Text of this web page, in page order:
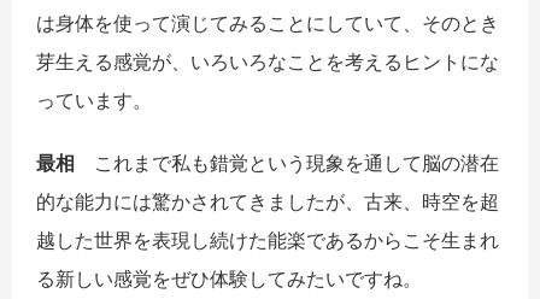
は身体を使って演じてみることにしていて、そのとき
芽生える感覚が、いろいろなことを考えるヒントにな
っています。
最相 これまで私も錯覚という現象を通して脳の潜在
的な能力には驚かされてきましたが、古来、時空を超
越した世界を表現し続けた能楽であるからこそ生まれ
る新しい感覚をぜひ体験してみたいですね。